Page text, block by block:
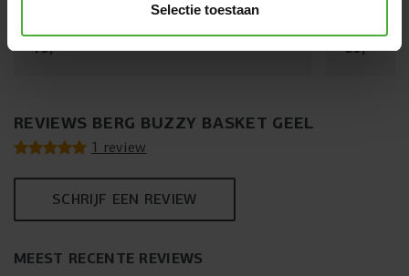
Selectie toestaan
19,- 89,-
REVIEWS BERG BUZZY BASKET GEEL
1 review
SCHRIJF EEN REVIEW
MEEST RECENTE REVIEWS